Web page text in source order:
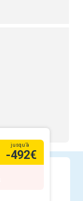
jusqu’à
-492€